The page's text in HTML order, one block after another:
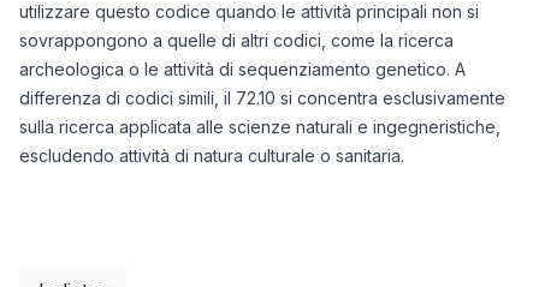
utilizzare questo codice quando le attività principali non si
sovrappongono a quelle di altri codici, come la ricerca
archeologica o le attività di sequenziamento genetico. A
differenza di codici simili, il 72.10 si concentra esclusivamente
sulla ricerca applicata alle scienze naturali e ingegneristiche,
escludendo attività di natura culturale o sanitaria.